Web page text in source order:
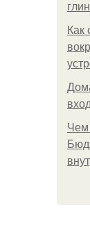
Как
Чем